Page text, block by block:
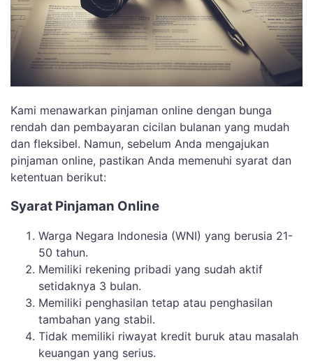
Kami menawarkan pinjaman online dengan bunga
rendah dan pembayaran cicilan bulanan yang mudah
dan fleksibel. Namun, sebelum Anda mengajukan
pinjaman online, pastikan Anda memenuhi syarat dan
ketentuan berikut:
Syarat Pinjaman Online
Warga Negara Indonesia (WNI) yang berusia 21-
50 tahun.
Memiliki rekening pribadi yang sudah aktif
setidaknya 3 bulan.
Memiliki penghasilan tetap atau penghasilan
tambahan yang stabil.
Tidak memiliki riwayat kredit buruk atau masalah
keuangan yang serius.